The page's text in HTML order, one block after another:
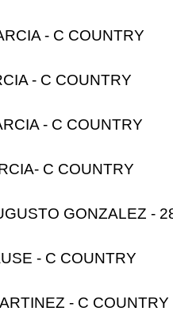
- C COUNTRY
- C COUNTRY
- C COUNTRY
C COUNTRY
GONZALEZ -
- C COUNTRY
- C COUNTRY